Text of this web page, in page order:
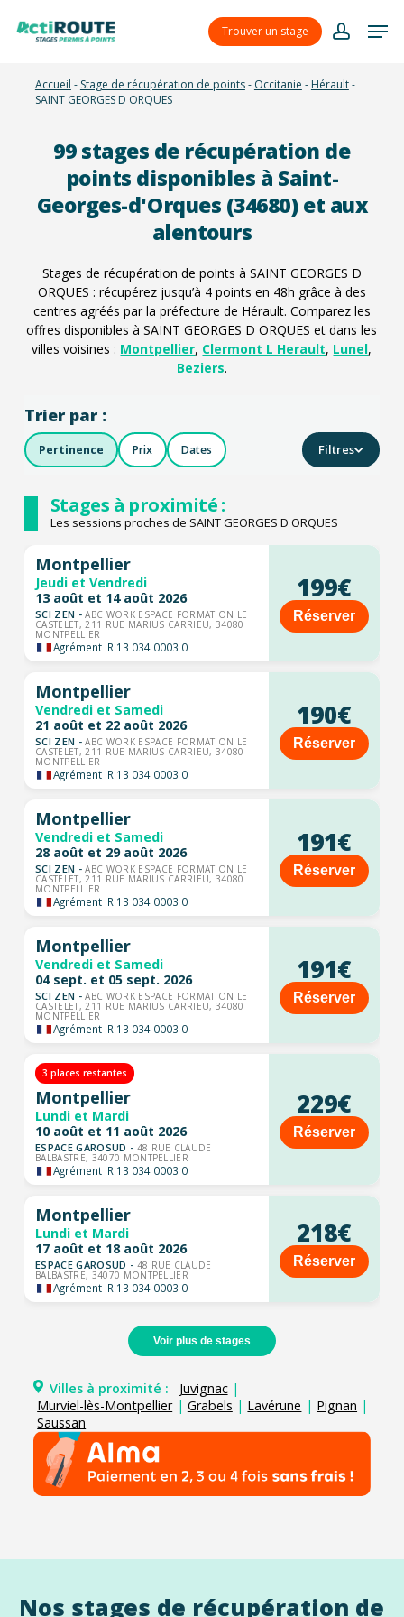
Trouver un stage
account
Accueil - Stage de récupération de points- Occitanie - Hérault-
SAINT GEORGES D ORQUES
99stages de récupération de
points disponibles à Saint-
Georges-d'Orques (34680) et aux
alentours
Stages de récupération de points à SAINT GEORGES D
ORQUES : récupérez jusqu’à 4 points en 48h grâce à des
centres agréés par la préfecture de Hérault. Comparez les
offres disponibles à SAINT GEORGES D ORQUES et dans les
villes voisines : Montpellier, Clermont L Herault, Lunel,
Beziers.
Trier par :
Pertinence Prix Dates Filtres
Stages à proximité :
Les sessions proches de SAINT GEORGES D ORQUES
Montpellier
Jeudi et Vendredi
13 août et 14 août 2026
SCI ZEN -ABC WORK ESPACE FORMATION LE
CASTELET, 211 RUE MARIUS CARRIEU, 34080
MONTPELLIER
Agrément :R 13 034 0003 0
199€
Réserver
Montpellier
Vendredi et Samedi
21 août et 22 août 2026
SCI ZEN -ABC WORK ESPACE FORMATION LE
CASTELET, 211 RUE MARIUS CARRIEU, 34080
MONTPELLIER
Agrément :R 13 034 0003 0
190€
Réserver
Montpellier
Vendredi et Samedi
28 août et 29 août 2026
SCI ZEN -ABC WORK ESPACE FORMATION LE
CASTELET, 211 RUE MARIUS CARRIEU, 34080
MONTPELLIER
Agrément :R 13 034 0003 0
191€
Réserver
Montpellier
Vendredi et Samedi
04 sept. et 05 sept. 2026
SCI ZEN -ABC WORK ESPACE FORMATION LE
CASTELET, 211 RUE MARIUS CARRIEU, 34080
MONTPELLIER
Agrément :R 13 034 0003 0
191€
Réserver
3 places restantes
Montpellier
Lundi et Mardi
10 août et 11 août 2026
ESPACE GAROSUD - 48 RUE CLAUDE
BALBASTRE, 34070 MONTPELLIER
Agrément :R 13 034 0003 0
229€
Réserver
Montpellier
Lundi et Mardi
17 août et 18 août 2026
ESPACE GAROSUD - 48 RUE CLAUDE
BALBASTRE, 34070 MONTPELLIER
Agrément :R 13 034 0003 0
218€
Réserver
Voir plus de stages
Villes à proximité : Juvignac |
Murviel-lès-Montpellier | Grabels | Lavérune | Pignan |
Saussan
Nos stages de récupération de